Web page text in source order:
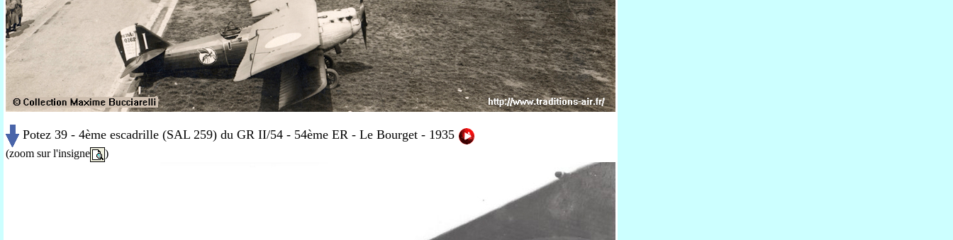
Potez 39 - 4ème escadrille (SAL 259) du GR II/54 - 54ème ER - Le Bourget - 1935
(zoom sur l'insigne )